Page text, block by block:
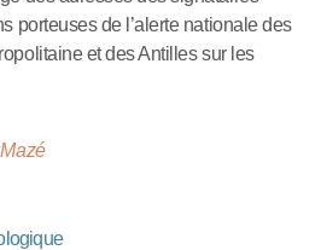
porteuses de l’alerte nationale des
et des Antilles sur les
Mazé